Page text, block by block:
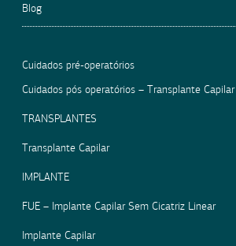
Blog
Cuidados pré-operatórios
Cuidados pós operatórios – Transplante Capilar
TRANSPLANTES
Transplante Capilar
IMPLANTE
FUE – Implante Capilar Sem Cicatriz Linear
Implante Capilar